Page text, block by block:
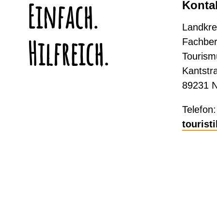
Einfach.
Hilfreich.
89231